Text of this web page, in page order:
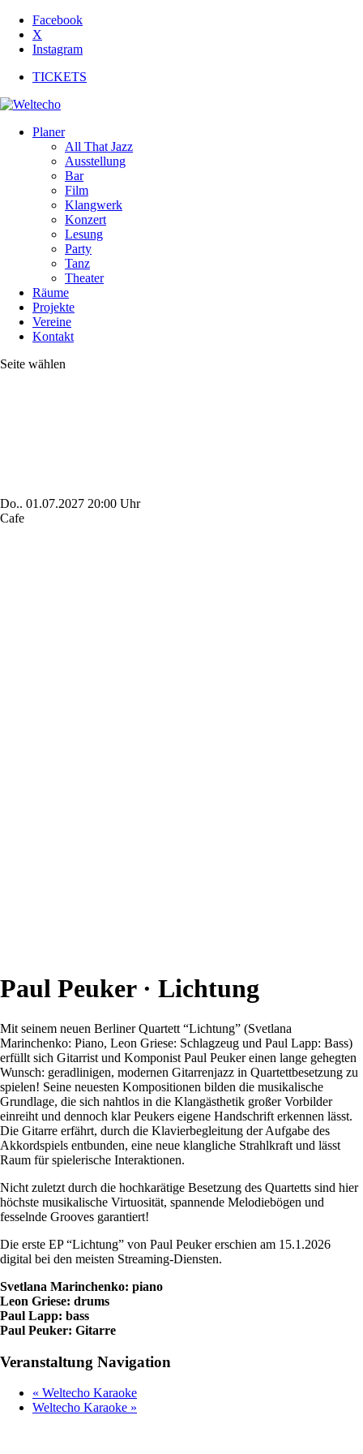
Facebook
X
Instagram
TICKETS
Planer
All That Jazz
Ausstellung
Bar
Film
Klangwerk
Konzert
Lesung
Party
Tanz
Theater
Räume
Projekte
Vereine
Kontakt
Seite wählen
Do.. 01.07.2027 20:00 Uhr
Cafe
Paul Peuker · Lichtung
Mit seinem neuen Berliner Quartett “Lichtung” (Svetlana
Marinchenko: Piano, Leon Griese: Schlagzeug und Paul Lapp: Bass)
erfüllt sich Gitarrist und Komponist Paul Peuker einen lange gehegten
Wunsch: geradlinigen, modernen Gitarrenjazz in Quartettbesetzung zu
spielen! Seine neuesten Kompositionen bilden die musikalische
Grundlage, die sich nahtlos in die Klangästhetik großer Vorbilder
einreiht und dennoch klar Peukers eigene Handschrift erkennen lässt.
Die Gitarre erfährt, durch die Klavierbegleitung der Aufgabe des
Akkordspiels entbunden, eine neue klangliche Strahlkraft und lässt
Raum für spielerische Interaktionen.
Nicht zuletzt durch die hochkarätige Besetzung des Quartetts sind hier
höchste musikalische Virtuosität, spannende Melodiebögen und
fesselnde Grooves garantiert!
Die erste EP “Lichtung” von Paul Peuker erschien am 15.1.2026
digital bei den meisten Streaming-Diensten.
Svetlana Marinchenko: piano
Leon Griese: drums
Paul Lapp: bass
Paul Peuker: Gitarre
Veranstaltung Navigation
« Weltecho Karaoke
Weltecho Karaoke »